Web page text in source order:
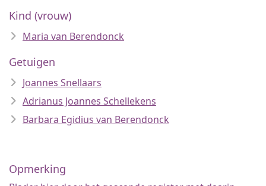
Kind (vrouw)
Maria van Berendonck
Getuigen
Joannes Snellaars
Adrianus Joannes Schellekens
Barbara Egidius van Berendonck
Opmerking